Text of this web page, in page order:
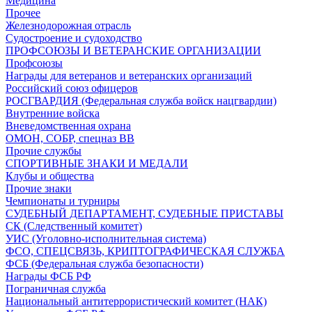
Прочее
Железнодорожная отрасль
Судостроение и судоходство
ПРОФСОЮЗЫ И ВЕТЕРАНСКИЕ ОРГАНИЗАЦИИ
Профсоюзы
Награды для ветеранов и ветеранских организаций
Российский союз офицеров
РОСГВАРДИЯ (Федеральная служба войск нацгвардии)
Внутренние войска
Вневедомственная охрана
ОМОН, СОБР, спецназ ВВ
Прочие службы
СПОРТИВНЫЕ ЗНАКИ И МЕДАЛИ
Клубы и общества
Прочие знаки
Чемпионаты и турниры
СУДЕБНЫЙ ДЕПАРТАМЕНТ, СУДЕБНЫЕ ПРИСТАВЫ
СК (Следственный комитет)
УИС (Уголовно-исполнительная система)
ФСО, СПЕЦСВЯЗЬ, КРИПТОГРАФИЧЕСКАЯ СЛУЖБА
ФСБ (Федеральная служба безопасности)
Награды ФСБ РФ
Пограничная служба
Национальный антитеррористический комитет (НАК)